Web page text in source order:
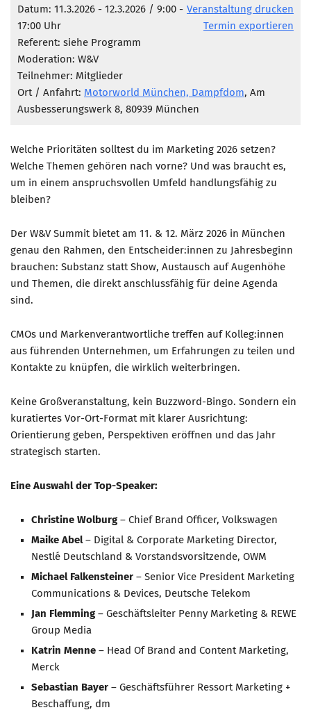
Marketing Pioniere
Arbeitsgruppen
Münchner Marketingpreis
Mentoring
MARKETING PIONIERE
Marketing Pioniere im BVMC
Clubmagazin
MCM Club TV
Mitglied werden
Veranstaltung drucken
Termin exportieren
Datum: 11.3.2026 - 12.3.2026 / 9:00 -
17:00 Uhr
Referent: siehe Programm
Moderation: W&V
Teilnehmer: Mitglieder
Ort / Anfahrt: Motorworld München, Dampfdom, Am
Ausbesserungswerk 8, 80939 München
Welche Prioritäten solltest du im Marketing 2026 setzen?
Welche Themen gehören nach vorne? Und was braucht es,
um in einem anspruchsvollen Umfeld handlungsfähig zu
bleiben?
Der W&V Summit bietet am 11. & 12. März 2026 in München
genau den Rahmen, den Entscheider:innen zu Jahresbeginn
brauchen: Substanz statt Show, Austausch auf Augenhöhe
und Themen, die direkt anschlussfähig für deine Agenda
sind.
CMOs und Markenverantwortliche treffen auf Kolleg:innen
aus führenden Unternehmen, um Erfahrungen zu teilen und
Kontakte zu knüpfen, die wirklich weiterbringen.
Keine Großveranstaltung, kein Buzzword-Bingo. Sondern ein
kuratiertes Vor-Ort-Format mit klarer Ausrichtung:
Orientierung geben, Perspektiven eröffnen und das Jahr
strategisch starten.
Eine Auswahl der Top-Speaker:
Christine Wolburg– Chief Brand Officer, Volkswagen
Maike Abel – Digital & Corporate Marketing Director,
Nestlé Deutschland & Vorstandsvorsitzende, OWM
Michael Falkensteiner – Senior Vice President Marketing
Communications & Devices, Deutsche Telekom
Jan Flemming – Geschäftsleiter Penny Marketing & REWE
Group Media
Katrin Menne – Head Of Brand and Content Marketing,
Merck
Sebastian Bayer – Geschäftsführer Ressort Marketing +
Beschaffung, dm